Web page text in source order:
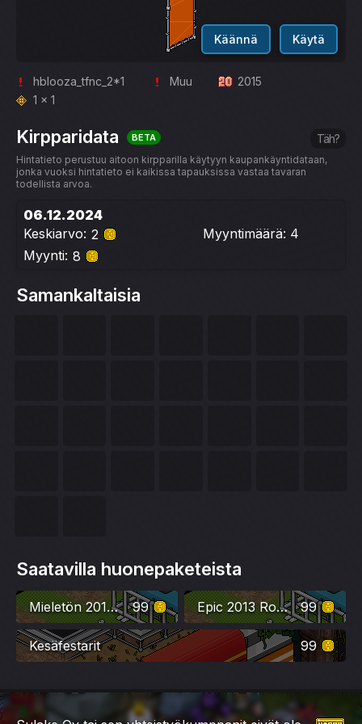
Käännä Käytä
hblooza_tfnc_2*1 Muu
2015
1 x 1
Kirpparidata BETA Täh?
Hintatieto perustuu aitoon kirpparilla käytyyn kaupankäyntidataan,
jonka vuoksi hintatieto ei kaikissa tapauksissa vastaa tavaran
todellista arvoa.
06.12.2024
Keskiarvo: 2
Myyntimäärä: 4
Myynti: 8
Samankaltaisia
Saatavilla huonepaketeista
Mieletön 2013 -huonepaketti 99 Epic 2013 Room 99
Kesäfestarit 99